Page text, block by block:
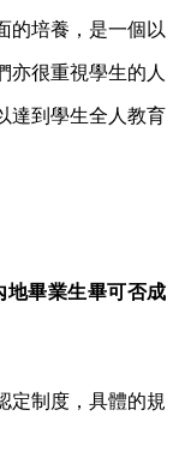
的培養，是一個以
亦很重視學生的人
達到學生全人教育
地畢業生畢可否成
定制度，具體的規